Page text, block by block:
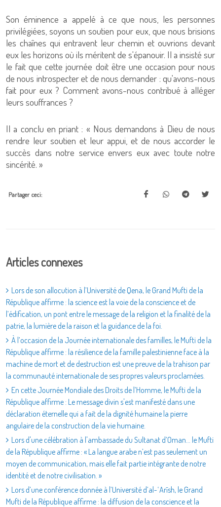
Son éminence a appelé à ce que nous, les personnes
privilégiées, soyons un soutien pour eux, que nous brisions
les chaînes qui entravent leur chemin et ouvrions devant
eux les horizons où ils méritent de s'épanouir. Il a insisté sur
le fait que cette journée doit être une occasion pour nous
de nous introspecter et de nous demander : qu'avons-nous
fait pour eux ? Comment avons-nous contribué à alléger
leurs souffrances ?
Il a conclu en priant : « Nous demandons à Dieu de nous
rendre leur soutien et leur appui, et de nous accorder le
succès dans notre service envers eux avec toute notre
sincérité. »
Partager ceci:
Articles connexes
Lors de son allocution à l’Université de Qena, le Grand Mufti de la
République affirme : la science est la voie de la conscience et de
l’édification, un pont entre le message de la religion et la finalité de la
patrie, la lumière de la raison et la guidance de la foi.
À l’occasion de la Journée internationale des familles, le Mufti de la
République affirme : la résilience de la famille palestinienne face à la
machine de mort et de destruction est une preuve de la trahison par
la communauté internationale de ses propres valeurs proclamées.
En cette Journée Mondiale des Droits de l’Homme, le Mufti de la
République affirme : Le message divin s'est manifesté dans une
déclaration éternelle qui a fait de la dignité humaine la pierre
angulaire de la construction de la vie humaine.
Lors d'une célébration à l'ambassade du Sultanat d’Oman... le Mufti
de la République affirme : « La langue arabe n’est pas seulement un
moyen de communication, mais elle fait partie intégrante de notre
identité et de notre civilisation. »
Lors d’une conférence donnée à l’Université d’al-ʿArīsh, le Grand
Mufti de la République affirme : la diffusion de la conscience et la